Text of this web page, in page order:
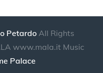
PetardoAll Rights
www.mala.it Music
Palace